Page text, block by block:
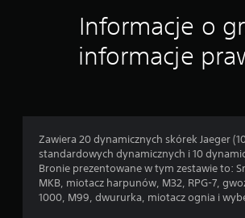
Informacje o
informacje
Zawiera 20 dynamicznych skórek Jaeger
standardowych dynamicznych i 10
Bronie prezentowane w tym zestawie to:
MKB, miotacz harpunów, M32, RPG-7,
1000, M99, dwururka, miotacz ognia i